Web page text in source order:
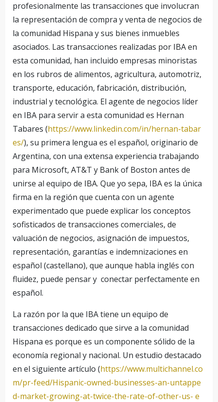
profesionalmente las transacciones que involucran
la representación de compra y venta de negocios de
la comunidad Hispana y sus bienes inmuebles
asociados. Las transacciones realizadas por IBA en
esta comunidad, han incluido empresas minoristas
en los rubros de alimentos, agricultura, automotriz,
transporte, educación, fabricación, distribución,
industrial y tecnológica. El agente de negocios líder
en IBA para servir a esta comunidad es Hernan
Tabares (https://www.linkedin.com/in/hernan-tabar
es/), su primera lengua es el español, originario de
Argentina, con una extensa experiencia trabajando
para Microsoft, AT&T y Bank of Boston antes de
unirse al equipo de IBA. Que yo sepa, IBA es la única
firma en la región que cuenta con un agente
experimentado que puede explicar los conceptos
sofisticados de transacciones comerciales, de
valuación de negocios, asignación de impuestos,
representación, garantías e indemnizaciones en
español (castellano), que aunque habla inglés con
fluidez, puede pensar y conectar perfectamente en
español.
La razón por la que IBA tiene un equipo de
transacciones dedicado que sirve a la comunidad
Hispana es porque es un componente sólido de la
economía regional y nacional. Un estudio destacado
en el siguiente artículo (https://www.multichannel.co
m/pr-feed/Hispanic-owned-businesses-an-untappe
d-market-growing-at-twice-the-rate-of-other-us- e